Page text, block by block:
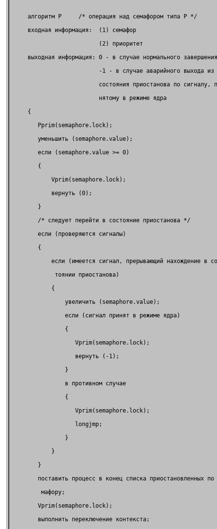
алгоритм P     /* операция над семафором типа P
входная информация:  (1)
(2)
выходная информация: 0 - в случае нормального
-1 - в случае аварийного
состояния приостанова по сигналу,
нятому в режиме
уменьшить
если (semaphore.value >=
вернуть
/* следует перейти в состояние приостанова
если (проверяются
если (имеется сигнал, прерывающий нахождение в
тоянии
увеличить
если (сигнал принят в режиме
вернуть (-
в противном
поставить процесс в конец списка приостановленных по
выполнить переключение